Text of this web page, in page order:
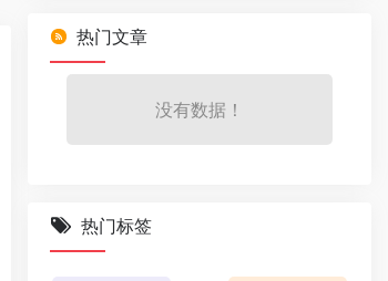
热门文章
没有数据！
热门标签